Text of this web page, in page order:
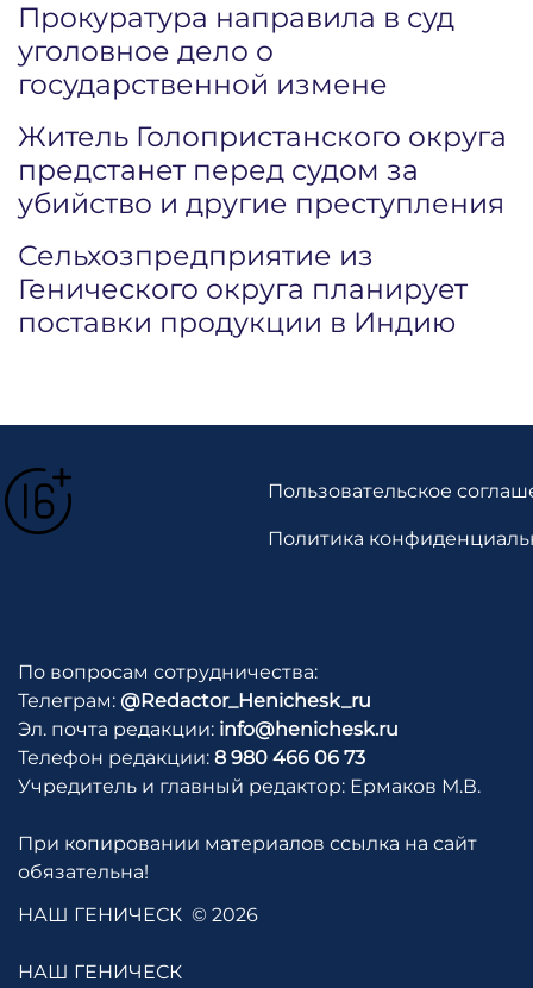
Прокуратура направила в суд
уголовное дело о
государственной измене
Житель Голопристанского округа
предстанет перед судом за
убийство и другие преступления
Сельхозпредприятие из
Генического округа планирует
поставки продукции в Индию
Пользовательское
Политика
По вопросам сотрудничества:
Телеграм: @Redactor_Henichesk_ru
Эл. почта редакции: info@henichesk.ru
Телефон редакции: 8 980 466 06 73
Учредитель и главный редактор: Ермаков М.В.
При копировании материалов ссылка на сайт
обязательна!
НАШ ГЕНИЧЕСК © 2026
НАШ ГЕНИЧЕСК